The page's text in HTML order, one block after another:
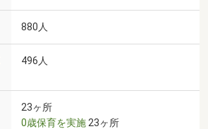
880人
496人
23ヶ所
0歳保育を実施 23ヶ所